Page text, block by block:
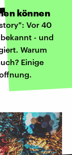
können
Vor 40
- und
Warum
Einige